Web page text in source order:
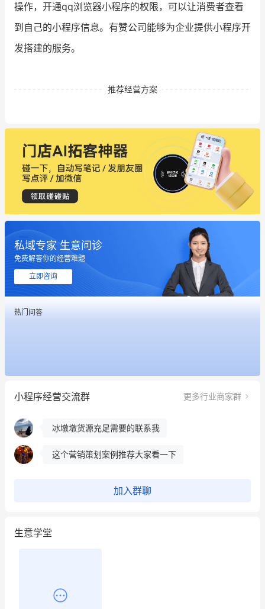
操作，开通qq浏览器小程序的权限，可以让消费者查看
到自己的小程序信息。有赞公司能够为企业提供小程序开
发搭建的服务。
推荐经营方案
私域专家 生意问诊
免费解答你的经营难题
立即咨询
热门问答
小程序经营交流群 更多行业商家群
这个营销策划案例推荐大家看一下
昨晚的直播课程太好啦❤️
冰墩墩货源充足需要的联系我
这个营销策划案例推荐大家看一下
用有赞就能在微信、小红书同时经营了
加入群聊
生意学堂